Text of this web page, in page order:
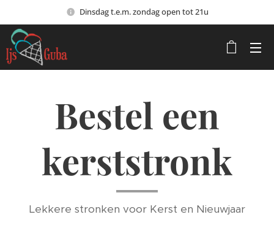
Dinsdag t.e.m. zondag open tot 21u
Bestel een
kerststronk
Lekkere stronken voor Kerst en Nieuwjaar